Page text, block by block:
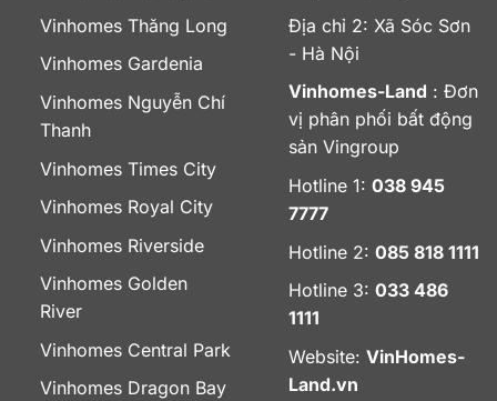
Vinhomes Thăng Long
Vinhomes Gardenia
Vinhomes Nguyễn Chí
Thanh
Vinhomes Times City
Vinhomes Royal City
Vinhomes Riverside
Vinhomes Golden
River
Vinhomes Central Park
Vinhomes Dragon Bay
Địa chỉ 2: Xã Sóc Sơn
- Hà Nội
Vinhomes-Land : Đơn
vị phân phối bất động
sản Vingroup
Hotline 1: 038 945
7777
Hotline 2: 085 818 1111
Hotline 3: 033 486
1111
Website: VinHomes-
Land.vn